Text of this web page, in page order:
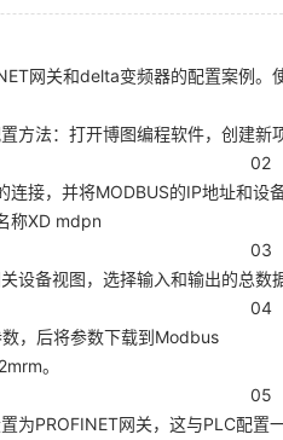
网关和delta变频器的配置案例
方法：打开博图编程软件，创建新
连接，并将MODBUS的IP地址和
称XD mdpn
设备视图，选择输入和输出的总数
，后将参数下载到Modbus
。
为PROFINET网关，这与PLC配置一